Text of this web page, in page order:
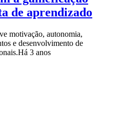
de aprendizado
motivação, autonomia,
e desenvolvimento de
Há 3 anos